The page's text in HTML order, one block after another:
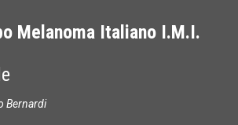
Melanoma Italiano I.M.I.
Bernardi